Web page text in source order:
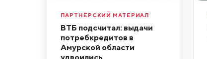
ПАРТНЁРСКИЙ МАТЕРИАЛ
ВТБ подсчитал: выдачи
потребкредитов в
Амурской области
удвоились